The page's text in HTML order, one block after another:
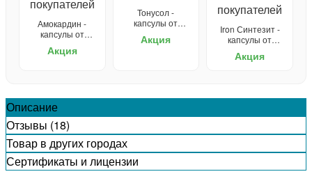
Амокардин -
капсулы от
Акция
Тонусол -
капсулы от
Акция
Iron Синтезит -
капсулы от
Акция
Описание
Отзывы (18)
Товар в других городах
Сертификаты и лицензии